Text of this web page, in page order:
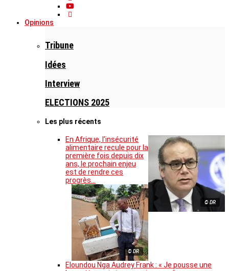
Opinions
Tribune
Idées
Interview
ELECTIONS 2025
Les plus récents
© DR
En Afrique, l’insécurité
alimentaire recule pour la
première fois depuis dix
ans, le prochain enjeu
est de rendre ces
progrès…
© DR
Eloundou Nga Audrey Frank : « Je pousse une